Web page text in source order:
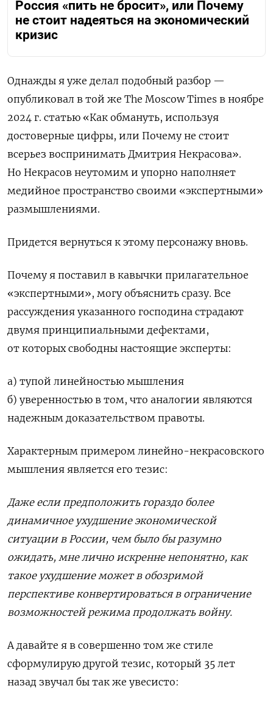
Россия «пить не бросит», или Почему
не стоит надеяться на экономический
кризис
Однажды я уже делал подобный разбор —
опубликовал в той же The Moscow Times в ноябре
2024 г. статью «Как обмануть, используя
достоверные цифры, или Почему не стоит
всерьез воспринимать Дмитрия Некрасова».
Но Некрасов неутомим и упорно наполняет
медийное пространство своими «экспертными»
размышлениями.
Придется вернуться к этому персонажу вновь.
Почему я поставил в кавычки прилагательное
«экспертными», могу объяснить сразу. Все
рассуждения указанного господина страдают
двумя принципиальными дефектами,
от которых свободны настоящие эксперты:
а) тупой линейностью мышления
б) уверенностью в том, что аналогии являются
надежным доказательством правоты.
Характерным примером линейно-некрасовского
мышления является его тезис:
Даже если предположить гораздо более
динамичное ухудшение экономической
ситуации в России, чем было бы разумно
ожидать, мне лично искренне непонятно, как
такое ухудшение может в обозримой
перспективе конвертироваться в ограничение
возможностей режима продолжать войну.
А давайте я в совершенно том же стиле
сформулирую другой тезис, который 35 лет
назад звучал бы так же увесисто: